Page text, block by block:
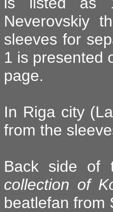
Neverovskiy
sleeves for
1 is presented
page.
In Riga city
from the
Back side of
collection of
beatlefan from